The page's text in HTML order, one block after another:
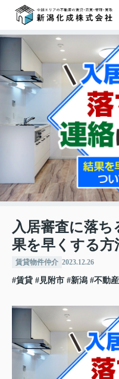
入居審査に落
果を早くする
賃貸物件仲介 2023.12.26
#賃貸 #見附市 #新潟 #不動産